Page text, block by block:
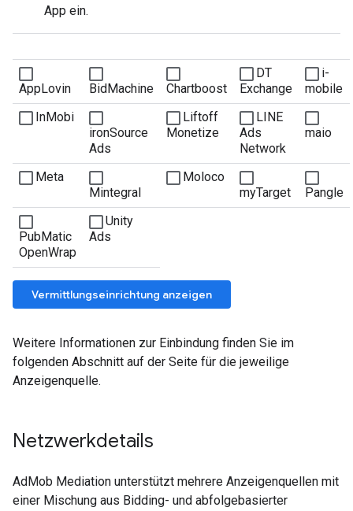
App ein.
Weitere Informationen zur Einbindung finden Sie im
folgenden Abschnitt auf der Seite für die jeweilige
Anzeigenquelle.
Netzwerkdetails
AdMob Mediation unterstützt mehrere Anzeigenquellen mit
einer Mischung aus Bidding- und abfolgebasierter